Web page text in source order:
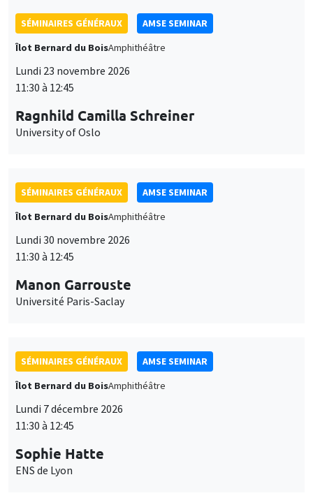
SÉMINAIRES GÉNÉRAUX
AMSE SEMINAR
Îlot Bernard du BoisAmphithéâtre
Lundi 23 novembre 2026
11:30 à 12:45
Ragnhild Camilla Schreiner
University of Oslo
SÉMINAIRES GÉNÉRAUX
AMSE SEMINAR
Îlot Bernard du BoisAmphithéâtre
Lundi 30 novembre 2026
11:30 à 12:45
Manon Garrouste
Université Paris-Saclay
SÉMINAIRES GÉNÉRAUX
AMSE SEMINAR
Îlot Bernard du BoisAmphithéâtre
Lundi 7 décembre 2026
11:30 à 12:45
Sophie Hatte
ENS de Lyon